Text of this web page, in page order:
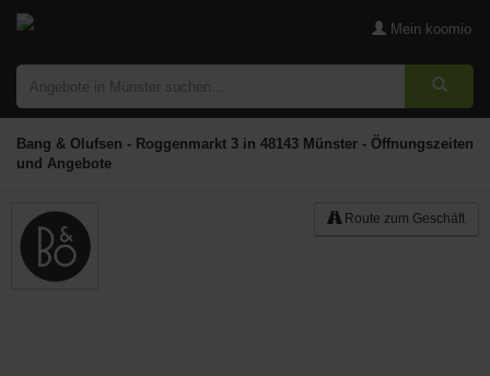
Mein koomio
Bang & Olufsen - Roggenmarkt 3 in 48143 Münster - Öffnungszeiten
und Angebote
Route zum Geschäft